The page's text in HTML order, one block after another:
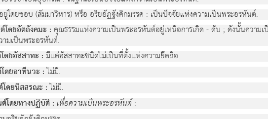
ยู่โดยชอบ (สัมมาวิหาร) หรือ อริยอัฏฐังคิกมรรค : เป็นปัจจัยแห่งความเป็นพระอรหันต์.
ดยอัตถังคมะ : คุณธรรมแห่งความเป็นพระอรหันต์อยู่เหนือการเกิด - ดับ ; ดังนั้นความ
มเป็นพระอรหันต์.
ดยอัสสาทะ : มีแต่อัสสาทะชนิดไม่เป็นที่ตั้งแห่งความยึดถือ.
ดยอาทีนวะ :ไม่มี.
ดยนิสสรณะ :ไม่มี.
โดยทางปฏิบัติ : เพื่อความเป็นพระอรหันต์: